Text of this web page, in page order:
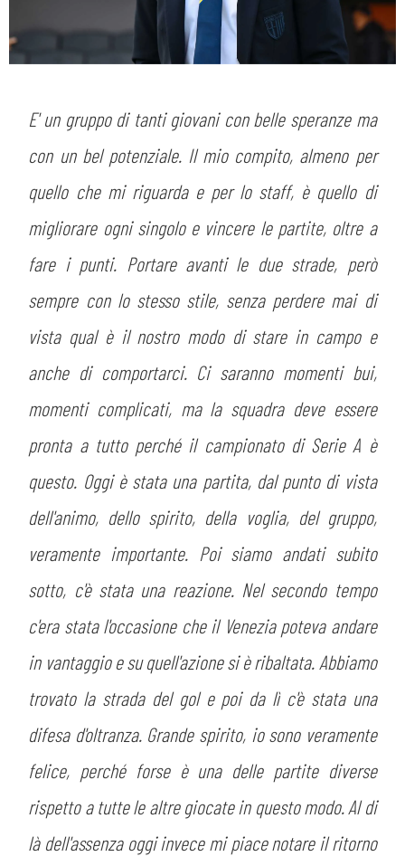
E' un gruppo di tanti giovani con belle speranze ma
con un bel potenziale. Il mio compito, almeno per
quello che mi riguarda e per lo staff, è quello di
migliorare ogni singolo e vincere le partite, oltre a
fare i punti. Portare avanti le due strade, però
sempre con lo stesso stile, senza perdere mai di
vista qual è il nostro modo di stare in campo e
anche di comportarci. Ci saranno momenti bui,
momenti complicati, ma la squadra deve essere
pronta a tutto perché il campionato di Serie A è
questo. Oggi è stata una partita, dal punto di vista
dell'animo, dello spirito, della voglia, del gruppo,
veramente importante. Poi siamo andati subito
sotto, c'è stata una reazione. Nel secondo tempo
c'era stata l'occasione che il Venezia poteva andare
in vantaggio e su quell'azione si è ribaltata. Abbiamo
trovato la strada del gol e poi da lì c'è stata una
difesa d'oltranza. Grande spirito, io sono veramente
felice, perché forse è una delle partite diverse
rispetto a tutte le altre giocate in questo modo. Al di
là dell'assenza oggi invece mi piace notare il ritorno